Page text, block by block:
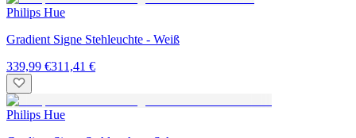
Philips Hue
Gradient Signe Stehleuchte - Weiß
339,99 €311,41 €
Philips Hue